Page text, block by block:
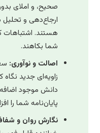
صحیح، و املای بدون
ارجاع‌دهی و تحلیل
هستند. اشتباهات کوچک
شما بکاهند.
اصالت و نوآوری:سعی
زاویه‌ای جدید نگاه
دانش موجود اضافه کنید.
پایان‌نامه شما را
نگارش روان و شفاف: